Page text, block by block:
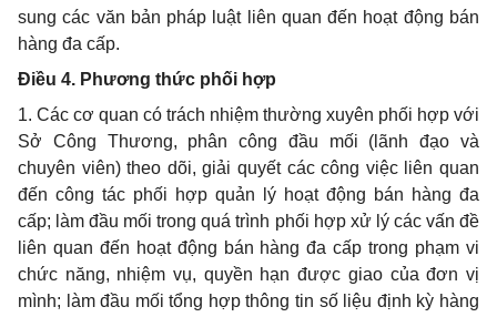
sung các văn bản pháp luật liên quan đến hoạt động bán
hàng đa cấp.
Điều 4. Phương thức phối hợp
1. Các cơ quan có trách nhiệm thường xuyên phối hợp với
Sở Công Thương, phân công đầu mối (lãnh đạo và
chuyên viên) theo dõi, giải quyết các công việc liên quan
đến công tác phối hợp quản lý hoạt động bán hàng đa
cấp; làm đầu mối trong quá trình phối hợp xử lý các vấn đề
liên quan đến hoạt động bán hàng đa cấp trong phạm vi
chức năng, nhiệm vụ, quyền hạn được giao của đơn vị
mình; làm đầu mối tổng hợp thông tin số liệu định kỳ hàng